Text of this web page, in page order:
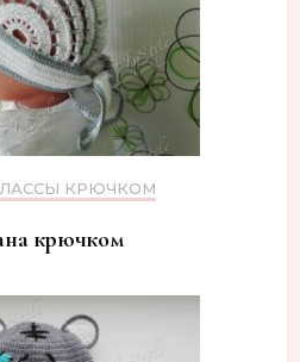
КРЮЧКОМ
крючком